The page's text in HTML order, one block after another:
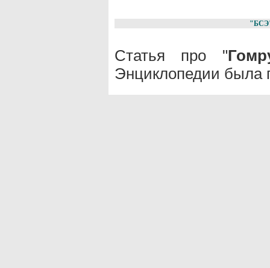
Статья про "
Энциклопедии была